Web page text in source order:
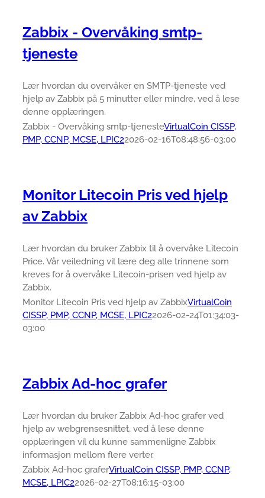
Zabbix - Overvåking smtp-
tjeneste
Lær hvordan du overvåker en SMTP-tjeneste ved
hjelp av Zabbix på 5 minutter eller mindre, ved å lese
denne opplæringen.
Zabbix - Overvåking smtp-tjenesteVirtualCoin CISSP,
PMP, CCNP, MCSE, LPIC22026-02-16T08:48:56-03:00
Monitor Litecoin Pris ved hjelp
av Zabbix
Lær hvordan du bruker Zabbix til å overvåke Litecoin
Price. Vår veiledning vil lære deg alle trinnene som
kreves for å overvåke Litecoin-prisen ved hjelp av
Zabbix.
Monitor Litecoin Pris ved hjelp av ZabbixVirtualCoin
CISSP, PMP, CCNP, MCSE, LPIC22026-02-24T01:34:03-
03:00
Zabbix Ad-hoc grafer
Lær hvordan du bruker Zabbix Ad-hoc grafer ved
hjelp av webgrensesnittet, ved å lese denne
opplæringen vil du kunne sammenligne Zabbix
informasjon mellom flere verter.
Zabbix Ad-hoc graferVirtualCoin CISSP, PMP, CCNP,
MCSE, LPIC22026-02-27T08:16:15-03:00